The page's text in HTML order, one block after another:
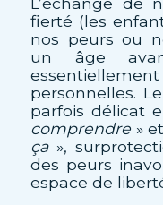
fierté (les
nos peurs ou
un âge
personnelles.
parfois délicat
comprendre »
ça»,
des peurs
espace de